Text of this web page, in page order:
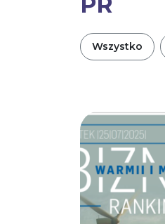
Wszystko